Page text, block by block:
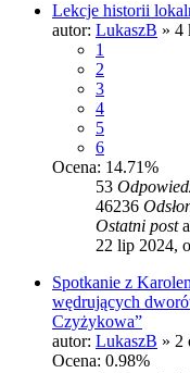
Lekcje historii
autor: LukaszB » 4
1
2
3
4
5
6
Ocena: 14.71%
53
46236
Ostatni post
22 lip 2024,
Spotkanie z
wędrujących
Czyżykowa”
autor: LukaszB » 2
Ocena: 0.98%